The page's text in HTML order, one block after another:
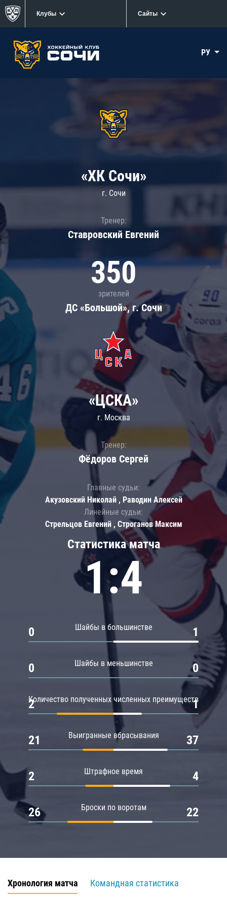
Клубы Сайты
РУ
«ХК Сочи»
г. Сочи
Тренер:
Ставровский Евгений
350
зрителей
ДС «Большой», г. Сочи
Статистика матча
1:4
Шайбы в большинстве
0 1
Шайбы в меньшинстве
0 0
Количество полученных численных преимуществ
2 1
Выигранные вбрасывания
21 37
Штрафное время
2 4
Броски по воротам
26 22
«ЦСКА»
г. Москва
Тренер:
Фёдоров Сергей
Главные судьи:
Акузовский Николай , Раводин Алексей
Линейные судьи:
Стрельцов Евгений , Строганов Максим
Хронология матча
Командная статистика